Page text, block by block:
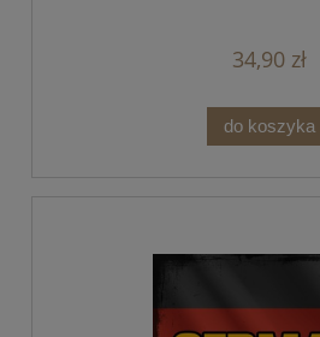
34,90 zł
do koszyka